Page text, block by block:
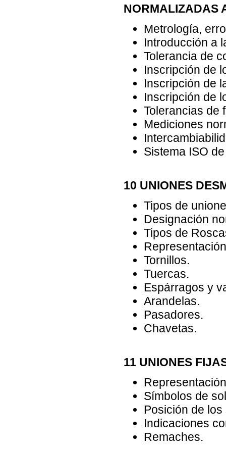
NORMALIZADAS
Metrología,
Introducción a
Tolerancia de
Inscripción de
Inscripción de
Inscripción de
Tolerancias de
Mediciones
Sistema ISO
10 UNIONES
Tipos de
Designación
Tipos de
Tornillos.
Tuercas.
Espárragos y
Arandelas.
Pasadores.
Chavetas.
11 UNIONES
Símbolos de
Posición de
Indicaciones
Remaches.